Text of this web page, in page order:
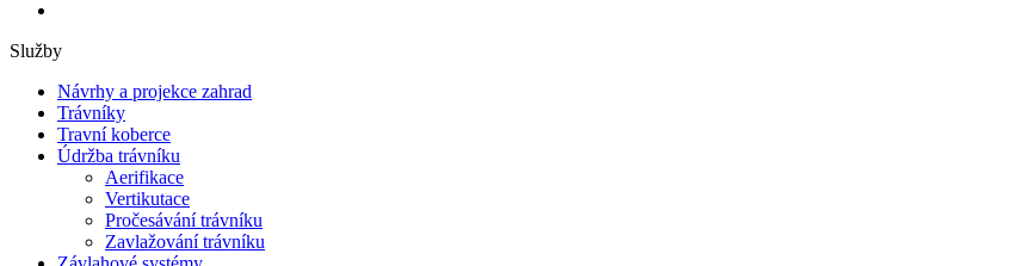
Služby
Návrhy a projekce zahrad
Trávníky
Travní koberce
Údržba trávníku
Aerifikace
Vertikutace
Pročesávání trávníku
Zavlažování trávníku